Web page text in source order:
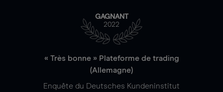
GAGNANT
2022
« Très bonne » Plateforme de trading
(Allemagne)
Enquête du Deutsches Kundeninstitut